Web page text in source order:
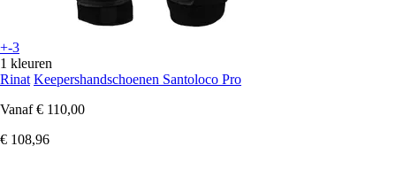
+-3
1 kleuren
Rinat Keepershandschoenen Santoloco Pro
Vanaf € 110,00
€ 108,96